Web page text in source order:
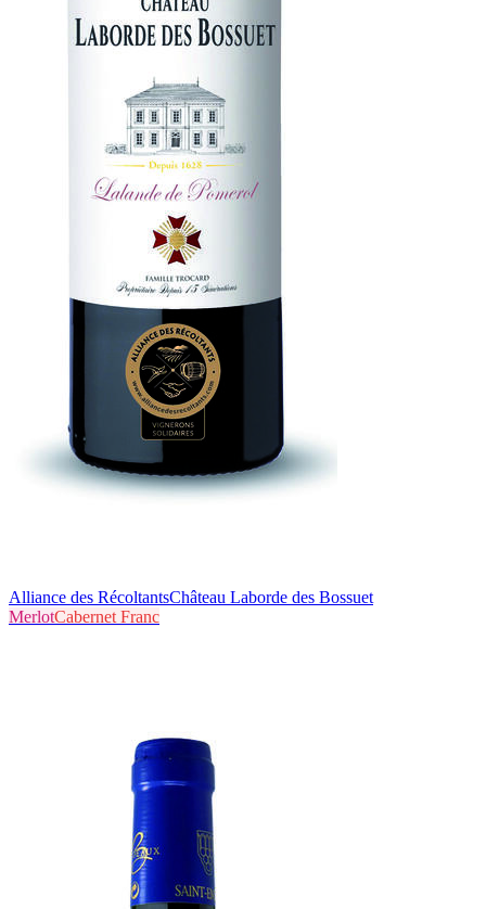
Alliance des RécoltantsChâteau Laborde des Bossuet
MerlotCabernet Franc